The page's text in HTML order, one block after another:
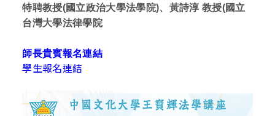
特聘教授(國立政治大學法學院)、黃詩淳 教授(國立
台灣大學法律學院
師長貴賓報名連結
學生報名連結